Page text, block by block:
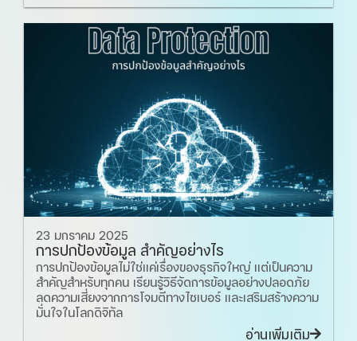
23 มกราคม 2025
การปกป้องข้อมูล สำคัญอย่างไร
การปกป้องข้อมูลไม่ใช่แค่เรื่องของธุรกิจใหญ่ แต่เป็นความ
สำคัญสำหรับทุกคน เรียนรู้วิธีจัดการข้อมูลอย่างปลอดภัย
ลดความเสี่ยงจากการโจมตีทางไซเบอร์ และเสริมสร้างความ
มั่นใจในโลกดิจิทัล
อ่านเพิ่มเติม